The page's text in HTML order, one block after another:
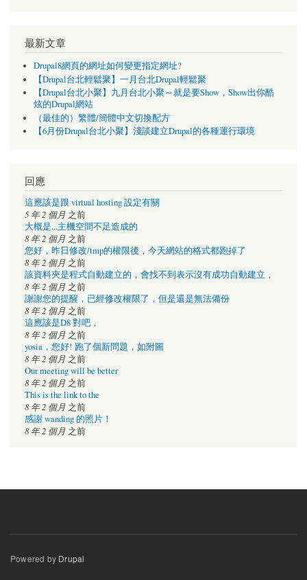
最新文章
Drupal8網頁的網址如何變更指定網址?
【Drupal台北輕鬆聚】一月台北Drupal輕鬆聚
【Drupal台北小聚】九月台北小聚～就是要Show，Show出你酷
炫的Drupal網站
（最佳的）繁體/簡體中文切換配方
【6月份Drupal台北小聚】淺談建立Drupal的各種運行環境
回應
這應該是跟 virtual hosting 設定有關
5 年 2 個月 之前
大概是...主機空間不足造成的
8 年 2 個月 之前
您好，昨日修改/tmp的權限後，今天網站的格式都跑掉了
8 年 2 個月 之前
該資料夾是程式自動建立的，會找不到表示沒有成功自動建立，
8 年 2 個月 之前
謝謝您的提醒，已經修改權限了，但是還是無法備份
8 年 2 個月 之前
這應該是D8 對吧，
8 年 2 個月 之前
yosia，您好! 跑了個新問題，如附圖
8 年 2 個月 之前
Our meeting will be better
8 年 2 個月 之前
This is the link to the
8 年 2 個月 之前
感謝 wanding 的照片！
8 年 2 個月 之前
Powered by Drupal